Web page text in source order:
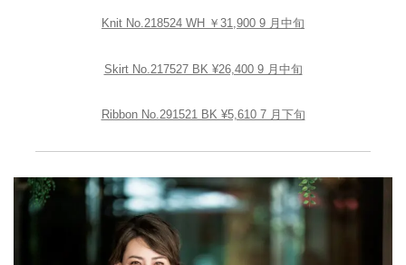
Knit No.218524 WH ￥31,900 9 月中旬
Skirt No.217527 BK ¥26,400 9 月中旬
Ribbon No.291521 BK ¥5,610 7 月下旬